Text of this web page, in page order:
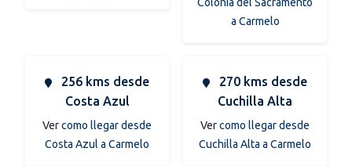
a Carmelo
256 kms desde
Costa Azul
Vercomo llegar desde
Costa Azul a Carmelo
270 kms desde
Cuchilla Alta
Vercomo llegar desde
Cuchilla Alta a Carmelo